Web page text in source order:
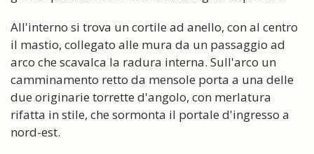
All'interno si trova un cortile ad anello, con al centro
il mastio, collegato alle mura da un passaggio ad
arco che scavalca la radura interna. Sull'arco un
camminamento retto da mensole porta a una delle
due originarie torrette d'angolo, con merlatura
rifatta in stile, che sormonta il portale d'ingresso a
nord-est.